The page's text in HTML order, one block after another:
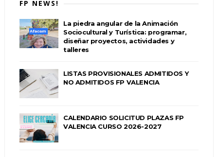
FP NEWS!
La piedra angular de la Animación
Sociocultural y Turística: programar,
diseñar proyectos, actividades y
talleres
LISTAS PROVISIONALES ADMITIDOS Y
NO ADMITIDOS FP VALENCIA
CALENDARIO SOLICITUD PLAZAS FP
VALENCIA CURSO 2026-2027